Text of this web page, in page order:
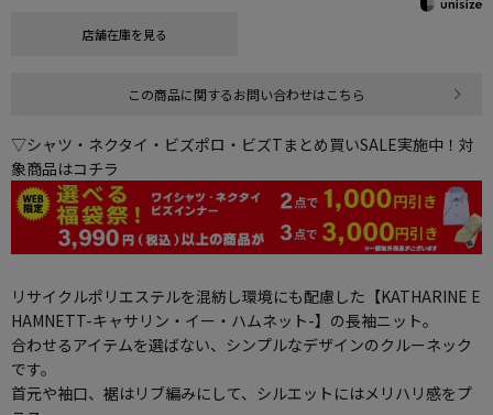
店舗在庫を見る
この商品に関するお問い合わせはこちら
▽シャツ・ネクタイ・ビズポロ・ビズTまとめ買いSALE実施中！対
象商品はコチラ
リサイクルポリエステルを混紡し環境にも配慮した【KATHARINE E
HAMNETT-キャサリン・イー・ハムネット-】の長袖ニット。
合わせるアイテムを選ばない、シンプルなデザインのクルーネック
です。
首元や袖口、裾はリブ編みにして、シルエットにはメリハリ感をプ